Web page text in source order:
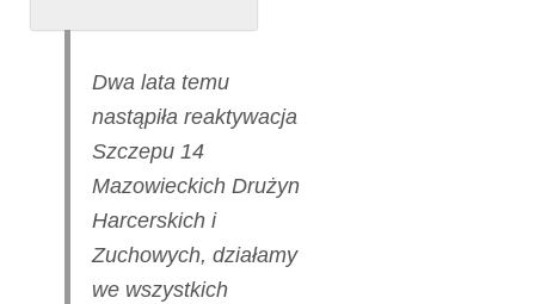
Dwa lata temu
nastąpiła reaktywacja
Szczepu 14
Mazowieckich Drużyn
Harcerskich i
Zuchowych, działamy
we wszystkich